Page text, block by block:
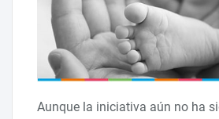
Aunque la iniciativa aún no ha